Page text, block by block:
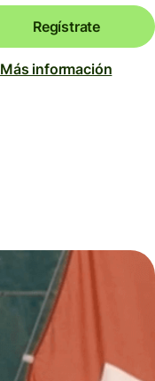
Regístrate
Más información